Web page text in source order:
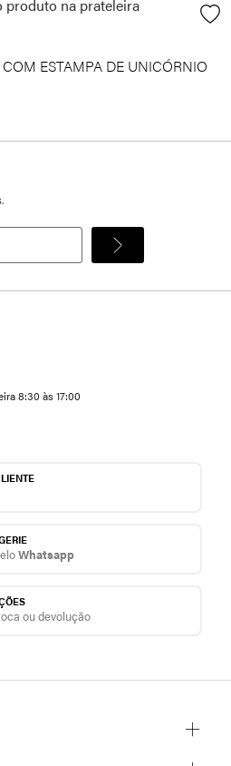
ESTAMPA DE UNICÓRNIO
8:30 às 17:00
Whatsapp
ou devolução